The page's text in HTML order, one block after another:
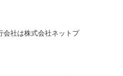
会社は株式会社ネットプ